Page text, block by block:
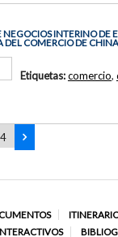
NEGOCIOS INTERINO DE
DEL COMERCIO DE CHINA
Etiquetas:comercio,